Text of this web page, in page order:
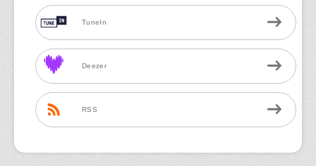
TuneIn
Deezer
RSS